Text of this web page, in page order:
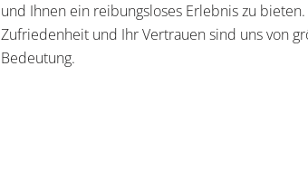
und Ihnen ein reibungsloses Erlebnis zu
Zufriedenheit und Ihr Vertrauen sind uns von
Bedeutung.